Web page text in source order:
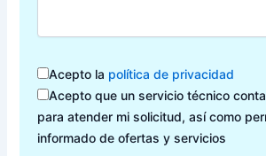
Acepto la política de privacidad
Acepto que un servicio técnico
para atender mi solicitud, así como
informado de ofertas y servicios